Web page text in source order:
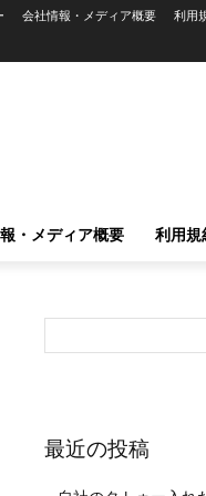
会社情報・メディア概要 利用
・メディア概要 利用規
最近の投稿